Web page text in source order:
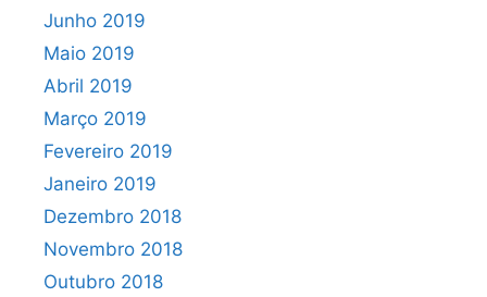
Junho 2019
Maio 2019
Abril 2019
Março 2019
Fevereiro 2019
Janeiro 2019
Dezembro 2018
Novembro 2018
Outubro 2018